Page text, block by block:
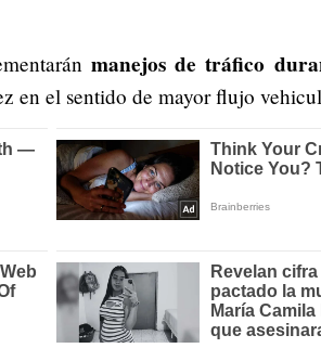
manejos de tráfico
en el sentido de mayor flujo